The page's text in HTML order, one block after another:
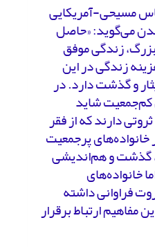
مسیحی-آمریکایی
می‌گوید: «حاصل
زندگی موفق
زندگی در این
و گذشت دارد. در
کم‌جمعیت شاید
دارند که از فقر
پرجمعیت
گذشت و هم‌اندیشی
خانواده‌های
فراوانی داشته
مفاهیم ارتباط برقرار